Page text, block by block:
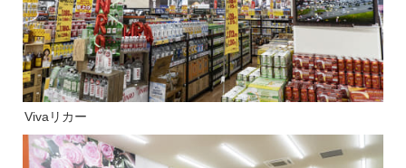
Vivaリカー